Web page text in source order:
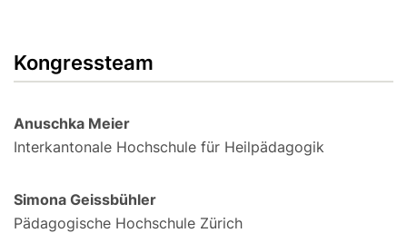
Kongressteam
Anuschka Meier
Interkantonale Hochschule für Heilpädagogik
Simona Geissbühler
Pädagogische Hochschule Zürich